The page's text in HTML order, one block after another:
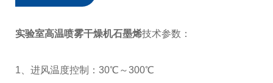
实验室高温喷雾干燥机石墨烯技术参数：
1、进风温度控制：30℃～300℃